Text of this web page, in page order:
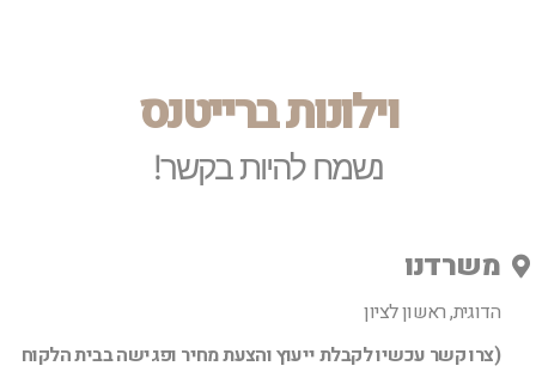
וילונות ברייטנס
נשמח להיות בקשר!
משרדנו
הדוגית, ראשון לציון
(צרו קשר עכשיו לקבלת ייעוץ והצעת מחיר ופגישה בבית הלקוח